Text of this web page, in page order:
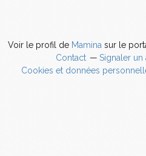
Voir le profil de Mamina sur le
Contact
Signaler un
Cookies et données